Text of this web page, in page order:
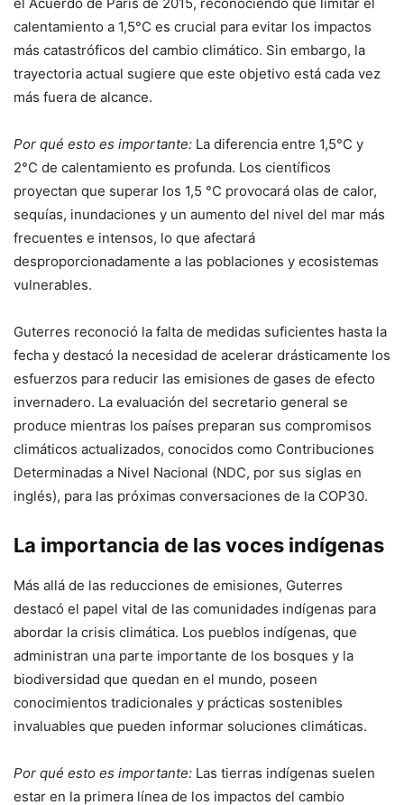
el Acuerdo de París de 2015, reconociendo que limitar el
calentamiento a 1,5°C es crucial para evitar los impactos
más catastróficos del cambio climático. Sin embargo, la
trayectoria actual sugiere que este objetivo está cada vez
más fuera de alcance.
Por qué esto es importante: La diferencia entre 1,5°C y
2°C de calentamiento es profunda. Los científicos
proyectan que superar los 1,5 °C provocará olas de calor,
sequías, inundaciones y un aumento del nivel del mar más
frecuentes e intensos, lo que afectará
desproporcionadamente a las poblaciones y ecosistemas
vulnerables.
Guterres reconoció la falta de medidas suficientes hasta la
fecha y destacó la necesidad de acelerar drásticamente los
esfuerzos para reducir las emisiones de gases de efecto
invernadero. La evaluación del secretario general se
produce mientras los países preparan sus compromisos
climáticos actualizados, conocidos como Contribuciones
Determinadas a Nivel Nacional (NDC, por sus siglas en
inglés), para las próximas conversaciones de la COP30.
La importancia de las voces indígenas
Más allá de las reducciones de emisiones, Guterres
destacó el papel vital de las comunidades indígenas para
abordar la crisis climática. Los pueblos indígenas, que
administran una parte importante de los bosques y la
biodiversidad que quedan en el mundo, poseen
conocimientos tradicionales y prácticas sostenibles
invaluables que pueden informar soluciones climáticas.
Por qué esto es importante: Las tierras indígenas suelen
estar en la primera línea de los impactos del cambio